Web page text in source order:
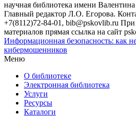
научная библиотека имени
Главный редактор Л.О. Егорова.
+7(8112)72-84-01, bib@pskovlib.ru При
материалов прямая ссылка на сайт
Информационная безопасность: как
кибермошенников
Меню
О библиотеке
Электронная библиотека
Услуги
Ресурсы
Каталоги